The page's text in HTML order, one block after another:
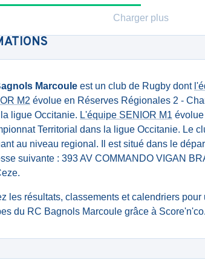
Charger plus
Marcoule est un club de Rugby dont
M2 évolue en Réserves Régionales 2 -
ligue Occitanie. L'équipe SENIOR M1
Territorial dans la ligue Occitanie. Le
au niveau regional. Il est situé dans le
suivante : 393 AV COMMANDO VIGAN
les résultats, classements et calendriers
du RC Bagnols Marcoule grâce à Score'n'co.